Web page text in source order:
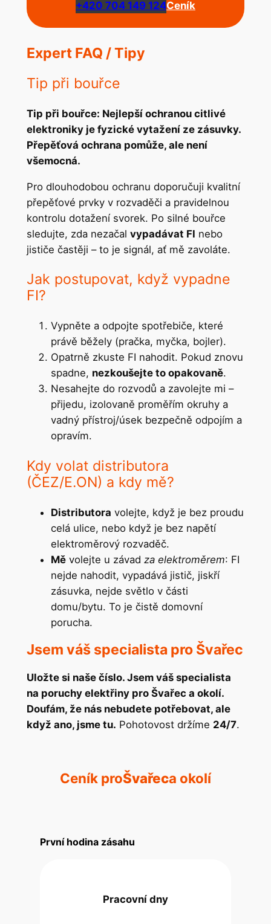
+420 704 149 124Ceník
Expert FAQ / Tipy
Tip při bouřce
Tip při bouřce: Nejlepší ochranou citlivé
elektroniky je fyzické vytažení ze zásuvky.
Přepěťová ochrana pomůže, ale není
všemocná.
Pro dlouhodobou ochranu doporučuji kvalitní
přepěťové prvky v rozvaděči a pravidelnou
kontrolu dotažení svorek. Po silné bouřce
sledujte, zda nezačal vypadávat FI nebo
jističe častěji – to je signál, ať mě zavoláte.
Jak postupovat, když vypadne
FI?
Vypněte a odpojte spotřebiče, které
právě běžely (pračka, myčka, bojler).
Opatrně zkuste FI nahodit. Pokud znovu
spadne, nezkoušejte to opakovaně.
Nesahejte do rozvodů a zavolejte mi –
přijedu, izolovaně proměřím okruhy a
vadný přístroj/úsek bezpečně odpojím a
opravím.
Kdy volat distributora
(ČEZ/E.ON) a kdy mě?
Distributora volejte, když je bez proudu
celá ulice, nebo když je bez napětí
elektroměrový rozvaděč.
Měvolejte u závad za elektroměrem: FI
nejde nahodit, vypadává jistič, jiskří
zásuvka, nejde světlo v části
domu/bytu. To je čistě domovní
porucha.
Jsem váš specialista pro Švařec
Uložte si naše číslo. Jsem váš specialista
na poruchy elektřiny pro Švařec a okolí.
Doufám, že nás nebudete potřebovat, ale
když ano, jsme tu. Pohotovost držíme 24/7.
Ceník proŠvařeca okolí
První hodina zásahu
Pracovní dny